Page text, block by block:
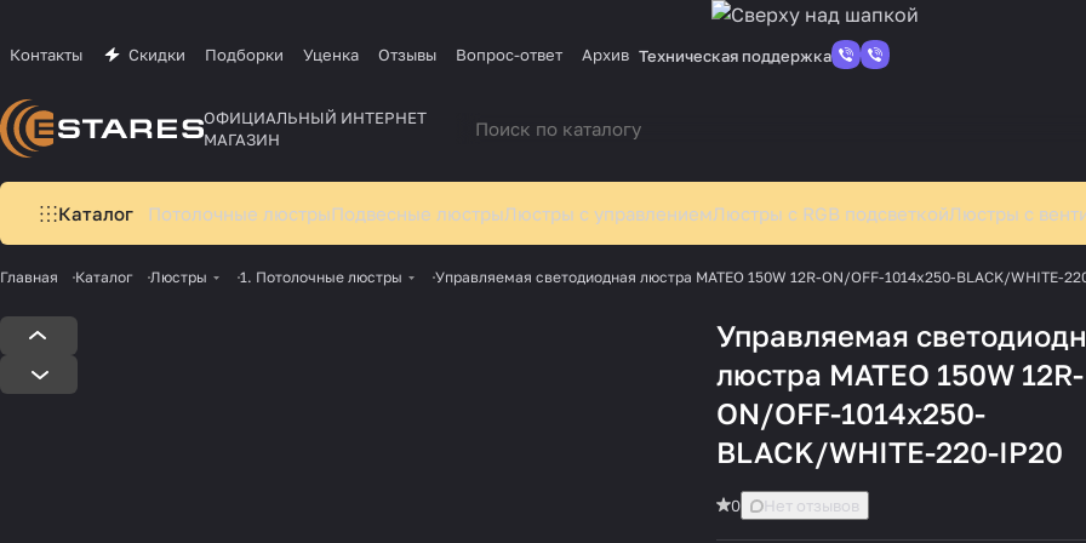
Контакты Скидки Подборки Уценка Отзывы Вопрос-ответ Архив Техническая поддержка
ОФИЦИАЛЬНЫЙ ИНТЕРНЕТ
МАГАЗИН
Каталог Потолочные люстрыПодвесные люстрыЛюстры с управлениемЛюстры с RGB подсветкойЛюстры с
Главная Каталог Люстры 1. Потолочные люстры Управляемая светодиодная люстра MATEO 150W 12R-ON/OFF-1014x250-BLACK/WHITE-
Управляемая
люстра MATEO 150W 12R-
ON/OFF-1014x250-
BLACK/WHITE-220-IP20
0 Нет отзывов